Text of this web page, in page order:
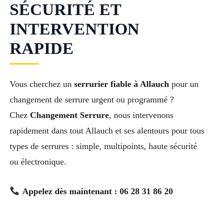
SÉCURITÉ ET
INTERVENTION
RAPIDE
Vous cherchez un serrurier fiable à Allauch pour un
changement de serrure urgent ou programmé ?
Chez Changement Serrure, nous intervenons
rapidement dans tout Allauch et ses alentours pour tous
types de serrures : simple, multipoints, haute sécurité
ou électronique.
Appelez dès maintenant : 06 28 31 86 20